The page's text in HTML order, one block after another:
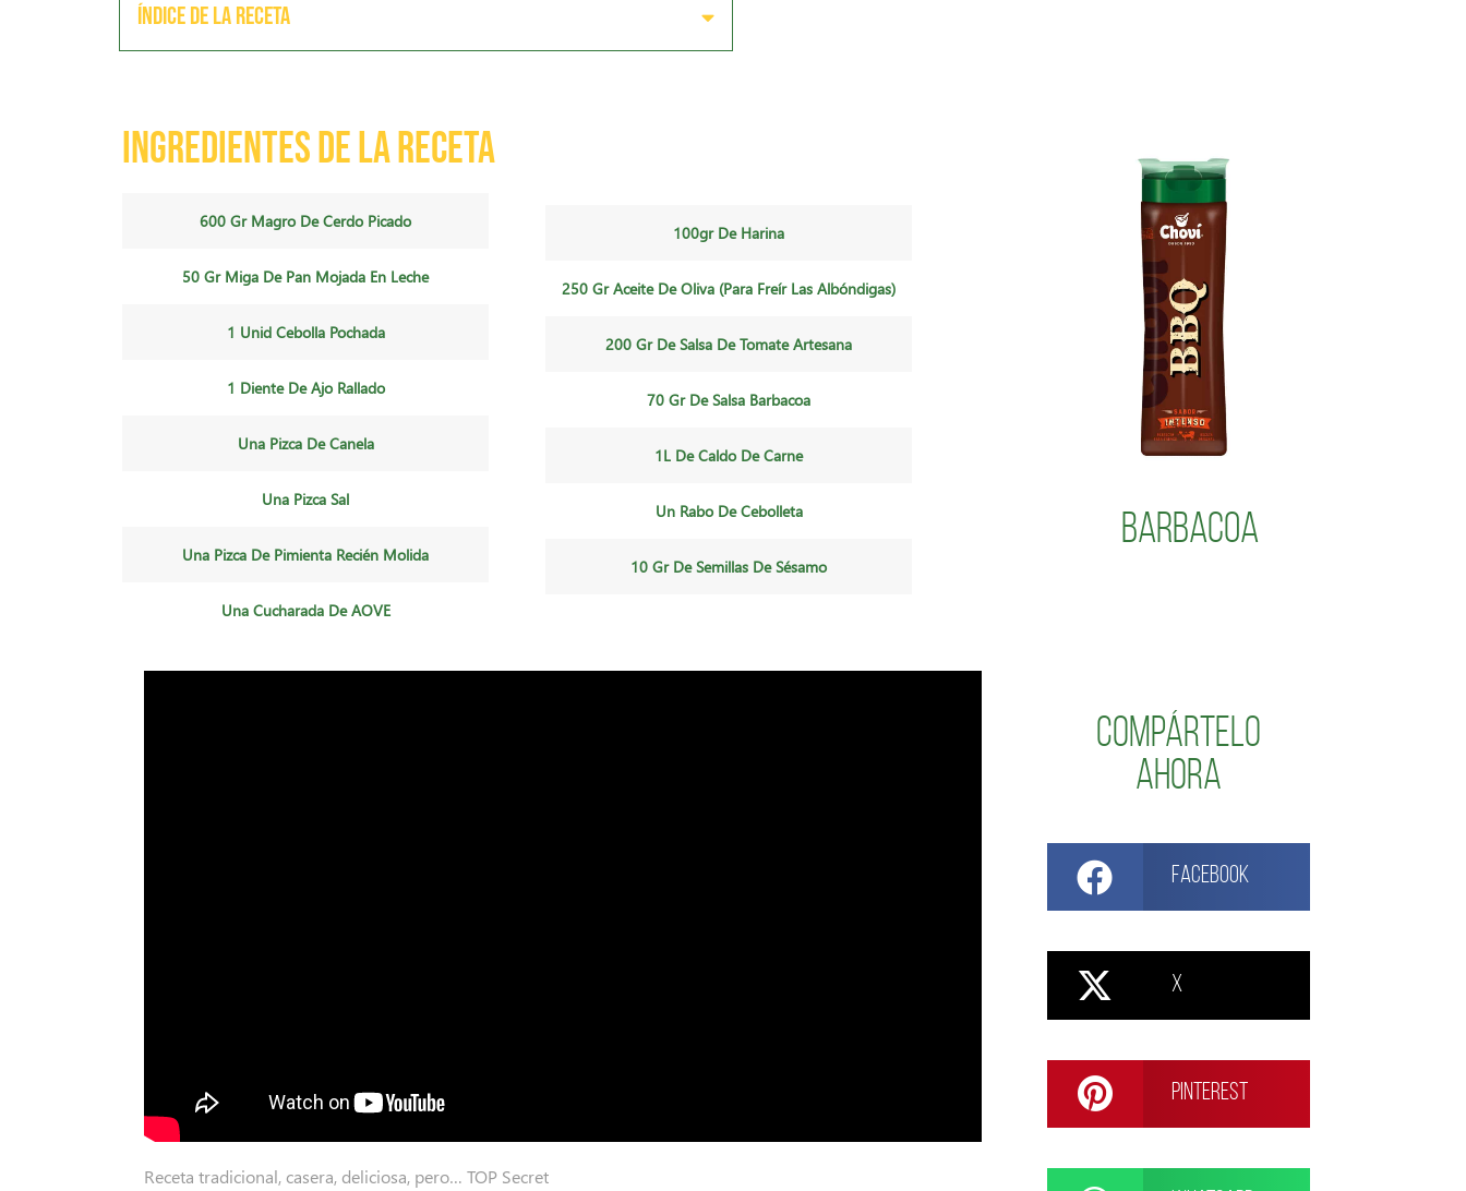
Índice de la receta
Ingredientes de la receta
600 Gr Magro De Cerdo Picado
50 Gr Miga De Pan Mojada En Leche
1 Unid Cebolla Pochada
1 Diente De Ajo Rallado
Una Pizca De Canela
Una Pizca Sal
Una Pizca De Pimienta Recién Molida
Una Cucharada De AOVE
100gr De Harina
250 Gr Aceite De Oliva (para Freír Las Albóndigas)
200 Gr De Salsa De Tomate Artesana
70 Gr De Salsa Barbacoa
1L De Caldo De Carne
Un Rabo De Cebolleta
10 Gr De Semillas De Sésamo
Barbacoa
Receta tradicional, casera, deliciosa, pero… TOP Secret
Compártelo
ahora
Facebook
X
Pinterest